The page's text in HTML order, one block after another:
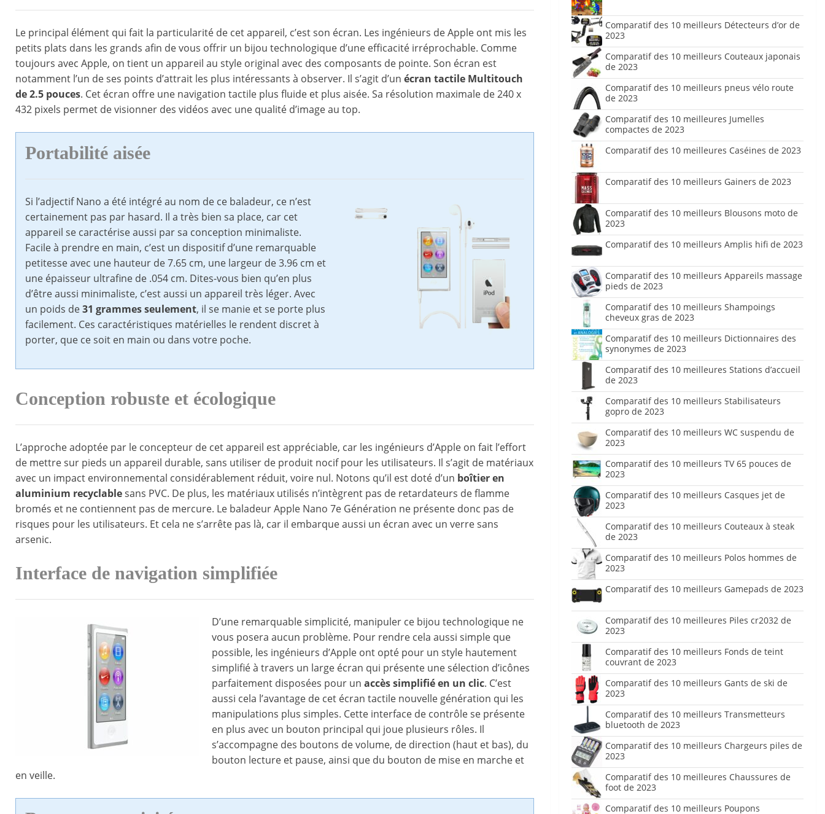
Le principal élément qui fait la particularité de cet appareil, c’est son écran. Les ingénieurs de Apple ont mis les
petits plats dans les grands afin de vous offrir un bijou technologique d’une efficacité irréprochable. Comme
toujours avec Apple, on tient un appareil au style original avec des composants de pointe. Son écran est
notamment l’un de ses points d’attrait les plus intéressants à observer. Il s’agit d’un écran tactile Multitouch
de 2.5 pouces. Cet écran offre une navigation tactile plus fluide et plus aisée. Sa résolution maximale de 240 x
432 pixels permet de visionner des vidéos avec une qualité d’image au top.
Portabilité aisée
Si l’adjectif Nano a été intégré au nom de ce baladeur, ce n’est
certainement pas par hasard. Il a très bien sa place, car cet
appareil se caractérise aussi par sa conception minimaliste.
Facile à prendre en main, c’est un dispositif d’une remarquable
petitesse avec une hauteur de 7.65 cm, une largeur de 3.96 cm et
une épaisseur ultrafine de .054 cm. Dites-vous bien qu’en plus
d’être aussi minimaliste, c’est aussi un appareil très léger. Avec
un poids de31 grammes seulement, il se manie et se porte plus
facilement. Ces caractéristiques matérielles le rendent discret à
porter, que ce soit en main ou dans votre poche.
Conception robuste et écologique
L’approche adoptée par le concepteur de cet appareil est appréciable, car les ingénieurs d’Apple on fait l’effort
de mettre sur pieds un appareil durable, sans utiliser de produit nocif pour les utilisateurs. Il s’agit de matériaux
avec un impact environnemental considérablement réduit, voire nul. Notons qu’il est doté d’un boîtier en
aluminium recyclablesans PVC. De plus, les matériaux utilisés n’intègrent pas de retardateurs de flamme
bromés et ne contiennent pas de mercure. Le baladeur Apple Nano 7e Génération ne présente donc pas de
risques pour les utilisateurs. Et cela ne s’arrête pas là, car il embarque aussi un écran avec un verre sans
arsenic.
Interface de navigation simplifiée
D’une remarquable simplicité, manipuler ce bijou technologique ne
vous posera aucun problème. Pour rendre cela aussi simple que
possible, les ingénieurs d’Apple ont opté pour un style hautement
simplifié à travers un large écran qui présente une sélection d’icônes
parfaitement disposées pour un accès simplifié en un clic. C’est
aussi cela l’avantage de cet écran tactile nouvelle génération qui les
manipulations plus simples. Cette interface de contrôle se présente
en plus avec un bouton principal qui joue plusieurs rôles. Il
s’accompagne des boutons de volume, de direction (haut et bas), du
bouton lecture et pause, ainsi que du bouton de mise en marche et
en veille.
Comparatif des 10 meilleurs Détecteurs d’or de
2023
Comparatif des 10 meilleurs Couteaux japonais
de 2023
Comparatif des 10 meilleurs pneus vélo route
de 2023
Comparatif des 10 meilleures Jumelles
compactes de 2023
Comparatif des 10 meilleures Caséines de 2023
Comparatif des 10 meilleurs Gainers de 2023
Comparatif des 10 meilleurs Blousons moto de
2023
Comparatif des 10 meilleurs Amplis hifi de 2023
Comparatif des 10 meilleurs Appareils massage
pieds de 2023
Comparatif des 10 meilleurs Shampoings
cheveux gras de 2023
Comparatif des 10 meilleurs Dictionnaires des
synonymes de 2023
Comparatif des 10 meilleures Stations d’accueil
de 2023
Comparatif des 10 meilleurs Stabilisateurs
gopro de 2023
Comparatif des 10 meilleurs WC suspendu de
2023
Comparatif des 10 meilleurs TV 65 pouces de
2023
Comparatif des 10 meilleurs Casques jet de
2023
Comparatif des 10 meilleurs Couteaux à steak
de 2023
Comparatif des 10 meilleurs Polos hommes de
2023
Comparatif des 10 meilleurs Gamepads de 2023
Comparatif des 10 meilleures Piles cr2032 de
2023
Comparatif des 10 meilleurs Fonds de teint
couvrant de 2023
Comparatif des 10 meilleurs Gants de ski de
2023
Comparatif des 10 meilleurs Transmetteurs
bluetooth de 2023
Comparatif des 10 meilleurs Chargeurs piles de
2023
Comparatif des 10 meilleures Chaussures de
foot de 2023
Comparatif des 10 meilleurs Poupons